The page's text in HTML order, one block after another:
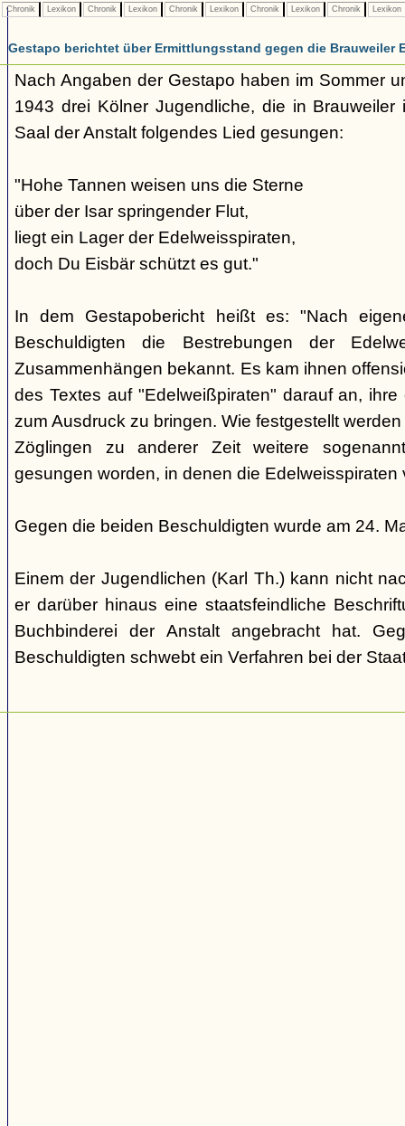
Chronik Lexikon Chronik Lexikon Chronik Lexikon Chronik Lexikon Chronik Lexikon
Gestapo berichtet über Ermittlungsstand gegen die Brauweiler
Nach Angaben der Gestapo haben im Sommer
1943 drei Kölner Jugendliche, die in Brauweiler
Saal der Anstalt folgendes Lied gesungen:
"Hohe Tannen weisen uns die Sterne
über der Isar springender Flut,
liegt ein Lager der Edelweisspiraten,
doch Du Eisbär schützt es gut."
In dem Gestapobericht heißt es: "Nach
Beschuldigten die Bestrebungen der
Zusammenhängen bekannt. Es kam ihnen
des Textes auf "Edelweißpiraten" darauf an,
zum Ausdruck zu bringen. Wie festgestellt
Zöglingen zu anderer Zeit weitere
gesungen worden, in denen die Edelweisspiraten
Gegen die beiden Beschuldigten wurde am 24.
Einem der Jugendlichen (Karl Th.) kann nicht
er darüber hinaus eine staatsfeindliche
Buchbinderei der Anstalt angebracht hat.
Beschuldigten schwebt ein Verfahren bei der